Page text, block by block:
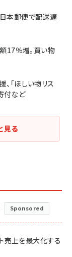
日本郵便で配送遅
17％増。買い物
「ほしい物リス
付など
見る
Sponsored
売上を最大化する